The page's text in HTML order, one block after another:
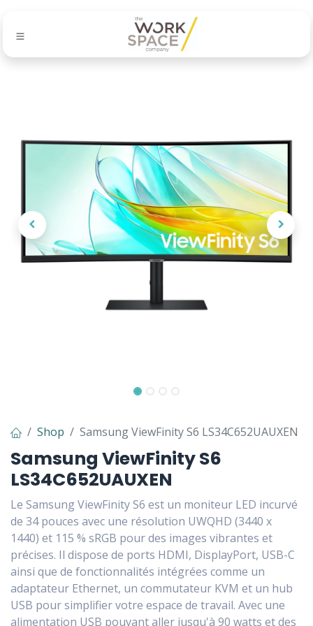
Shop Samsung ViewFinity S6 LS34C652UAUXEN
Samsung ViewFinity S6
LS34C652UAUXEN
Le Samsung ViewFinity S6 est un moniteur LED incurvé
de 34 pouces avec une résolution UWQHD (3440 x
1440) et 115 % sRGB pour des images vibrantes et
précises. Il dispose de ports HDMI, DisplayPort, USB-C
ainsi que de fonctionnalités intégrées comme un
adaptateur Ethernet, un commutateur KVM et un hub
USB pour simplifier votre espace de travail. Avec une
alimentation USB pouvant aller jusqu'à 90 watts et des